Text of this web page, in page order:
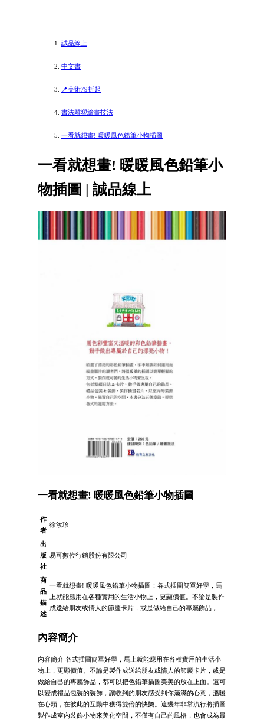
誠品線上
中文書
📌美術79折起
書法雕塑繪畫技法
一看就想畫! 暖暖風色鉛筆小物插圖
一看就想畫! 暖暖風色鉛筆小
物插圖 | 誠品線上
一看就想畫! 暖暖風色鉛筆小物插圖
作
者
徐汝珍
出
版
社
易可數位行銷股份有限公司
商
品
描
述
一看就想畫! 暖暖風色鉛筆小物插圖：各式插圖簡單好學，馬
上就能應用在各種實用的生活小物上，更顯價值。不論是製作
成送給朋友或情人的節慶卡片，或是做給自己的專屬飾品，
內容簡介
內容簡介 各式插圖簡單好學，馬上就能應用在各種實用的生活小
物上，更顯價值。不論是製作成送給朋友或情人的節慶卡片，或是
做給自己的專屬飾品，都可以把色鉛筆插圖美美的放在上面。還可
以變成禮品包裝的裝飾，讓收到的朋友感受到你滿滿的心意，溫暖
在心頭，在彼此的互動中獲得雙倍的快樂。這幾年非常流行將插圖
製作成室內裝飾小物來美化空間，不僅有自己的風格，也會成為最